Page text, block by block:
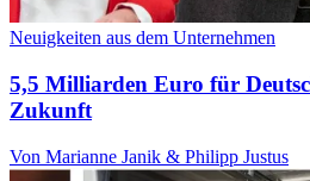
Neuigkeiten aus dem Unternehmen
5,5 Milliarden Euro für
Zukunft
Von Marianne Janik & Philipp Justus